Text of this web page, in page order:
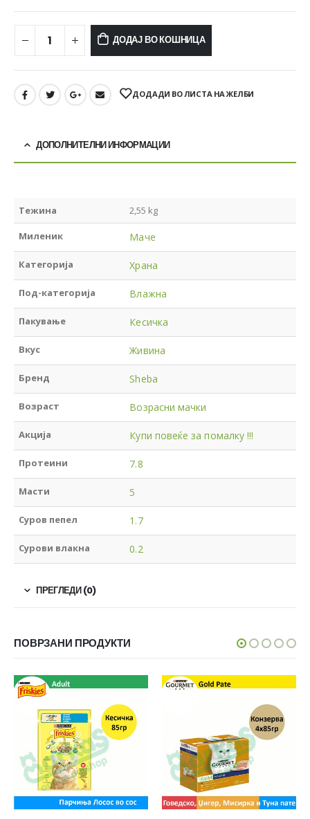
ДОДАЈ ВО КОШНИЦА
ДОДАДИ ВО ЛИСТА НА ЖЕЛБИ
ДОПОЛНИТЕЛНИ ИНФОРМАЦИИ
Тежина 2,55 kg
Миленик Маче
Категорија Храна
Под-категорија Влажна
Пакување Кесичка
Вкус Живина
Бренд Sheba
Возраст Возрасни мачки
Акција Купи повеќе за помалку !!!
Протеини 7.8
Масти 5
Суров пепел 1.7
Сурови влакна 0.2
ПРЕГЛЕДИ (0)
ПОВРЗАНИ ПРОДУКТИ